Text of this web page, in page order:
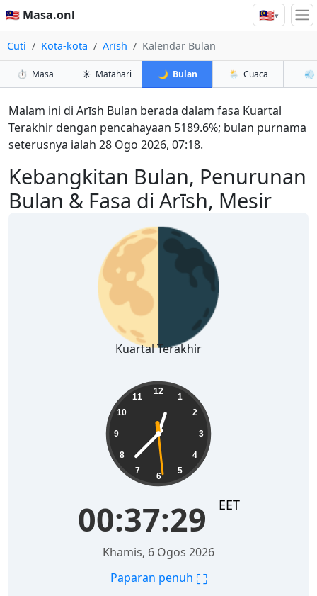
🇲🇾 Masa.onl 🇲🇾▾
Cuti Kota-kota Arīsh Kalendar Bulan
⏱️ Masa ☀️ Matahari 🌙 Bulan 🌦️ Cuaca 💨
Kebangkitan Bulan, Penurunan
Bulan & Fasa di Arīsh, Mesir
Malam ini di Arīsh Bulan berada dalam fasa Kuartal
Terakhir dengan pencahayaan 5189.6%; bulan purnama
seterusnya ialah 28 Ogo 2026, 07:18.
🌗
Kuartal Terakhir
12
1
2
3
4
5
6
7
8
9
10
11
00:37:30 EET
Khamis, 6 Ogos 2026
Paparan penuh ⛶